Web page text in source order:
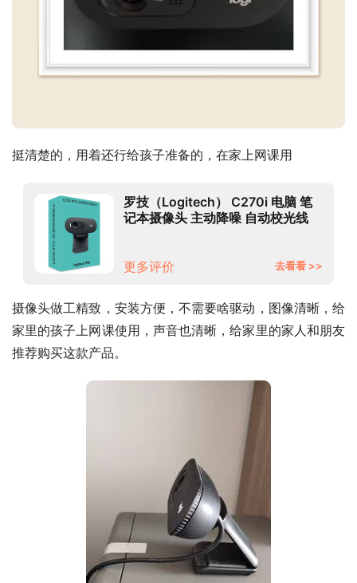
挺清楚的，用着还行给孩子准备的，在家上网课用
罗技（Logitech） C270i 电脑 笔
记本摄像头 主动降噪 自动校光线
更多评价 去看看 >>
摄像头做工精致，安装方便，不需要啥驱动，图像清晰，给
家里的孩子上网课使用，声音也清晰，给家里的家人和朋友
推荐购买这款产品。